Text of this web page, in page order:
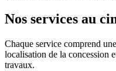
Nos services au
Chaque service comprend
localisation de la concession
travaux.